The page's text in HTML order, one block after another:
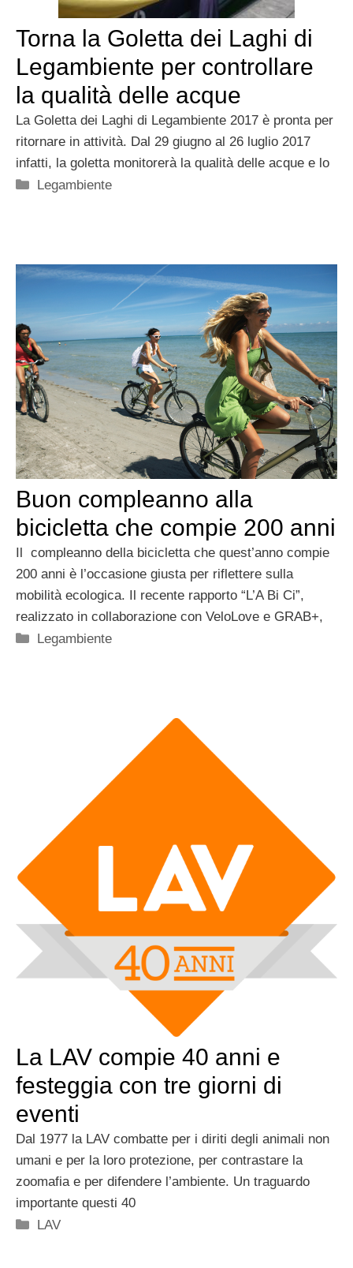
Torna la Goletta dei Laghi di
Legambiente per controllare
la qualità delle acque
La Goletta dei Laghi di Legambiente 2017 è pronta per
ritornare in attività. Dal 29 giugno al 26 luglio 2017
infatti, la goletta monitorerà la qualità delle acque e lo
Categorie
Legambiente
Buon compleanno alla
bicicletta che compie 200 anni
Il compleanno della bicicletta che quest’anno compie
200 anni è l’occasione giusta per riflettere sulla
mobilità ecologica. Il recente rapporto “L’A Bi Ci”,
realizzato in collaborazione con VeloLove e GRAB+,
Categorie
Legambiente
La LAV compie 40 anni e
festeggia con tre giorni di
eventi
Dal 1977 la LAV combatte per i diriti degli animali non
umani e per la loro protezione, per contrastare la
zoomafia e per difendere l’ambiente. Un traguardo
importante questi 40
Categorie
LAV